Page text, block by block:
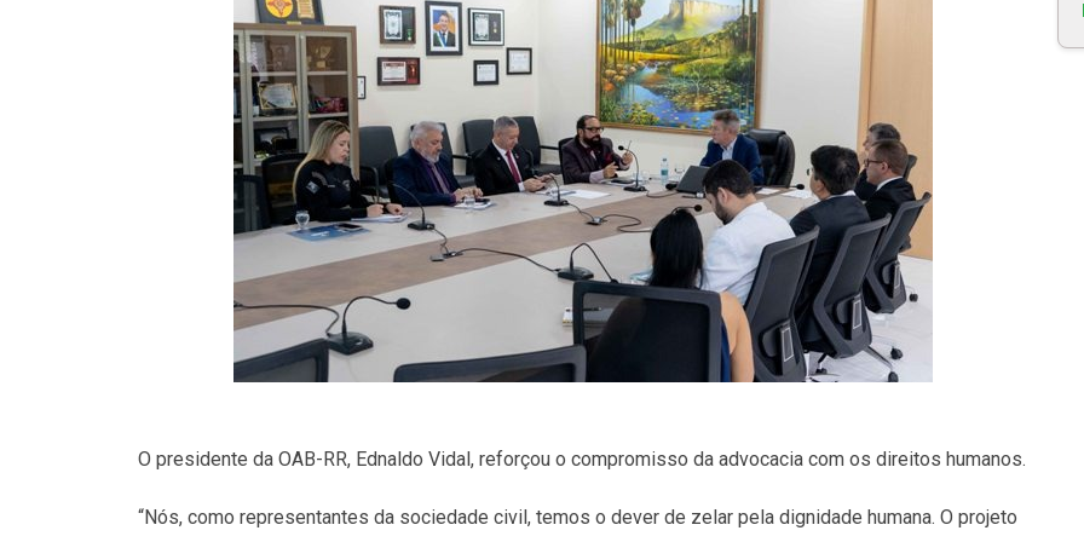
O presidente da OAB-RR, Ednaldo Vidal, reforçou o compromisso da advocacia com os direitos humanos.
“Nós, como representantes da sociedade civil, temos o dever de zelar pela dignidade humana. O projeto